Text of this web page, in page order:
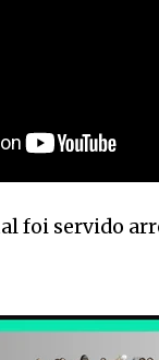
foi servido